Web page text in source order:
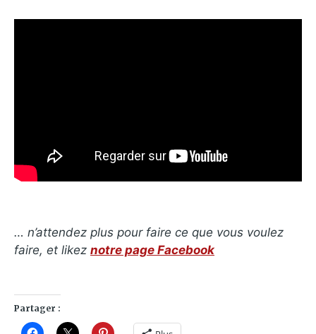
… n’attendez plus pour faire ce que vous voulez
faire, et likez notre page Facebook
Partager :